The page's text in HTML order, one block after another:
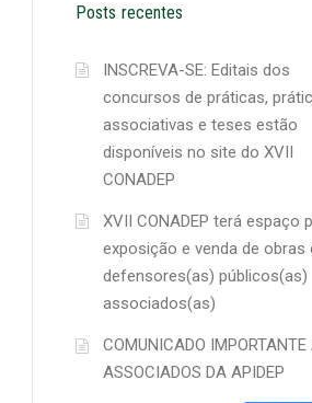
Posts recentes
INSCREVA-SE: Editais dos
concursos de práticas,
associativas e teses estão
disponíveis no site do XVII
CONADEP
XVII CONADEP terá espaço
exposição e venda de obras
defensores(as) públicos(as)
associados(as)
COMUNICADO IMPORTANTE
ASSOCIADOS DA APIDEP